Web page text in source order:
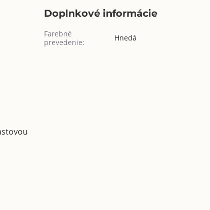
Doplnkové informácie
Farebné
prevedenie:
Hnedá